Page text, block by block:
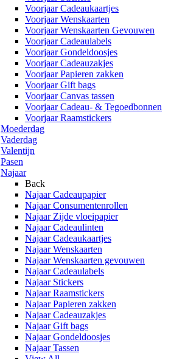
Voorjaar Cadeaukaartjes
Voorjaar Wenskaarten
Voorjaar Wenskaarten Gevouwen
Voorjaar Cadeaulabels
Voorjaar Gondeldoosjes
Voorjaar Cadeauzakjes
Voorjaar Papieren zakken
Voorjaar Gift bags
Voorjaar Canvas tassen
Voorjaar Cadeau- & Tegoedbonnen
Voorjaar Raamstickers
Moederdag
Vaderdag
Valentijn
Pasen
Najaar
Back
Najaar Cadeaupapier
Najaar Consumentenrollen
Najaar Zijde vloeipapier
Najaar Cadeaulinten
Najaar Cadeaukaartjes
Najaar Wenskaarten
Najaar Wenskaarten gevouwen
Najaar Cadeaulabels
Najaar Stickers
Najaar Raamstickers
Najaar Papieren zakken
Najaar Cadeauzakjes
Najaar Gift bags
Najaar Gondeldoosjes
Najaar Tassen